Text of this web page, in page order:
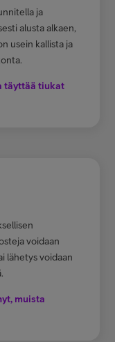
ja
alusta alkaen,
usein kallista ja
täyttää tiukat
voidaan
lähetys voidaan
muista